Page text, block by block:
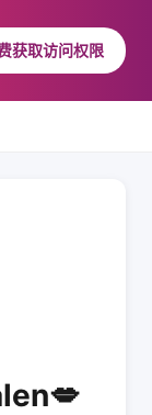
获取访问权限